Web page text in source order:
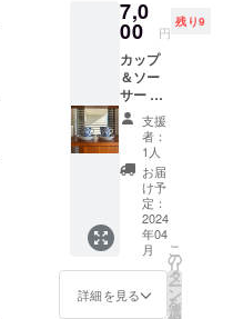
ん。 ＊
当
ショッ
プでは
全ての
商品が
生産か
ら年月
の経過
した
ヴィン
テージ
品で
す。 仕
に伴う
ヴィン
テージ
マグの
中で特
にデザ
イン性
に優
れ、ま
た日本
人の感
性に
マッチ
したも
のを厳
選して
扱って
いま
もヴィ
ンテー
しかな
い温か
みのあ
る独特
な風合
いと、
シック
な色使
いは
きっと
マッチ
してく
れるで
しょ
諸説あ
るよう
です
が、14
世紀
ヨー
ロッパ
で流行
したペ
ストな
どの伝
染病の
感染防
止のた
めだそ
うで
す。実
7,0
00 円
残り9
カップ
＆ソー
サー 2
客 (ヴィ
ンテー
ジ品 欧
州有名
ブラン
7980円
(7000円
+送料)
相当 特
別なゲ
ストが
支援
者：
1人
お届
け予
定：
2024
年04
月
詳細を見る
こ
の
リ
タ
ー
ン
を
選